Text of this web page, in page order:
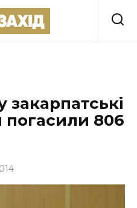
закарпатські
погасили 806